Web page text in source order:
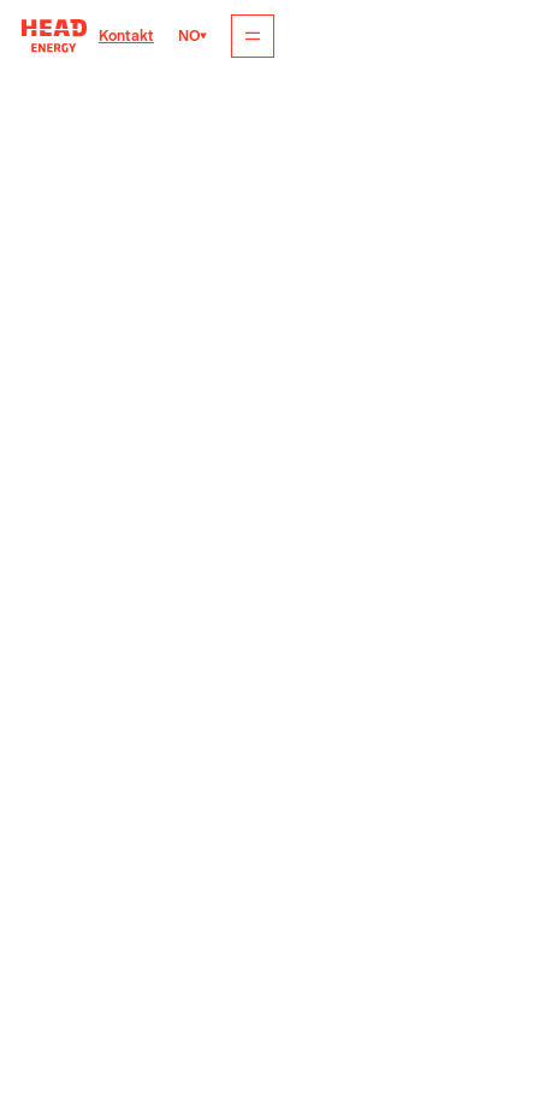
Kontakt NO